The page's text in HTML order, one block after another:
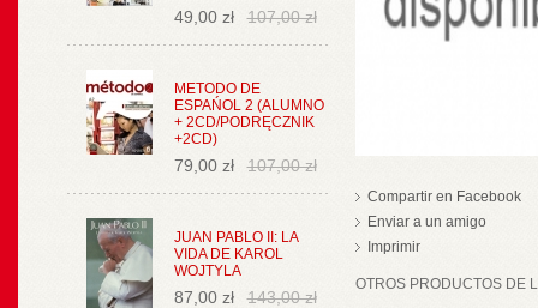
49,00 zł 107,00 zł
METODO DE
ESPAŃOL 2 (ALUMNO
+ 2CD/PODRĘCZNIK
+2CD)
79,00 zł 107,00 zł
JUAN PABLO II: LA
VIDA DE KAROL
WOJTYLA
87,00 zł 143,00 zł
Compartir en Facebook
Enviar a un amigo
Imprimir
OTROS PRODUCTOS DE